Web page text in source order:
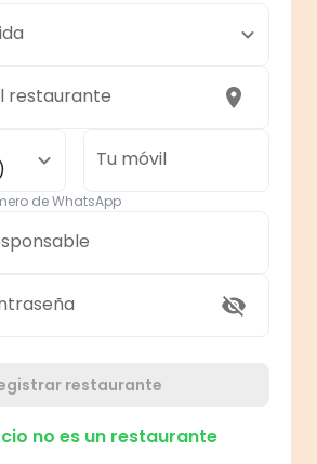
restaurante
Tu móvil
de WhatsApp
restaurante
no es un restaurante